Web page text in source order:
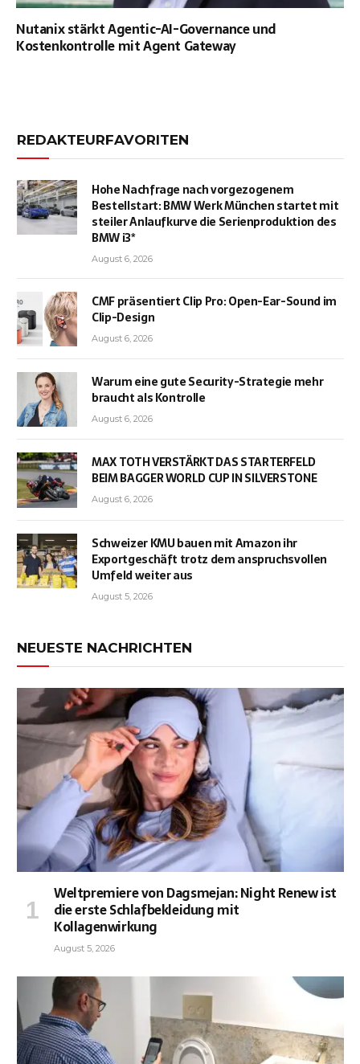
Nutanix stärkt Agentic-AI-Governance und
Kostenkontrolle mit Agent Gateway
REDAKTEURFAVORITEN
Hohe Nachfrage nach vorgezogenem
Bestellstart: BMW Werk München startet mit
steiler Anlaufkurve die Serienproduktion des
BMW i3*
August 6, 2026
CMF präsentiert Clip Pro: Open-Ear-Sound im
Clip-Design
August 6, 2026
Warum eine gute Security-Strategie mehr
braucht als Kontrolle
August 6, 2026
MAX TOTH VERSTÄRKT DAS STARTERFELD
BEIM BAGGER WORLD CUP IN SILVERSTONE
August 6, 2026
Schweizer KMU bauen mit Amazon ihr
Exportgeschäft trotz dem anspruchsvollen
Umfeld weiter aus
August 5, 2026
NEUESTE NACHRICHTEN
Weltpremiere von Dagsmejan: Night Renew ist
die erste Schlafbekleidung mit
Kollagenwirkung
August 5, 2026